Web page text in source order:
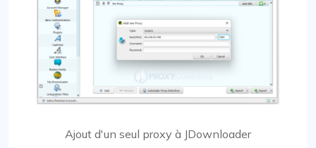
Ajout d'un seul proxy à JDownloader